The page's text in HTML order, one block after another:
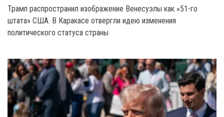
Трамп распространил изображение Венесуэлы как «51-го
штата» США. В Каракасе отвергли идею изменения
политического статуса страны